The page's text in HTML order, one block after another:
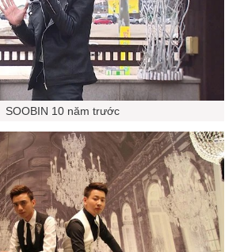
SOOBIN 10 năm trước